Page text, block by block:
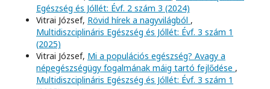
Egészség és Jóllét: Évf. 2 szám 3 (2024)
Vitrai József, Rövid hírek a nagyvilágból ,
Multidiszciplináris Egészség és Jóllét: Évf. 3 szám 1
(2025)
Vitrai József, Mi a populációs egészség? Avagy a
népegészségügy fogalmának máig tartó fejlődése ,
Multidiszciplináris Egészség és Jóllét: Évf. 3 szám 1